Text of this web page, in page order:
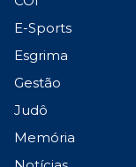
E-Sports
Esgrima
Gestão
Judô
Memória